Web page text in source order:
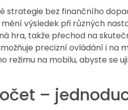
strategie bez finančního
výsledek při různých
hra, takže přechod na
precizní ovládání i na
na mobilu, abyste se
–